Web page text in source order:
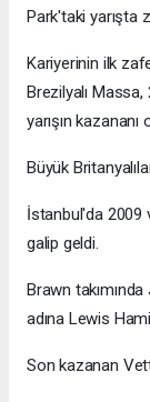
Park'taki yarışta
Kariyerinin ilk
Brezilyalı Massa,
yarışın kazananı
Büyük
İstanbul'da 2009
galip geldi.
Brawn
adına Lewis
Son kazanan